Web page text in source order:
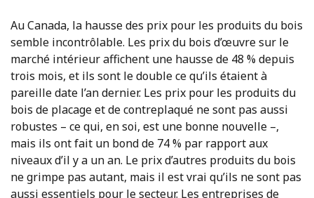
Au Canada, la hausse des prix pour les produits du bois
semble incontrôlable. Les prix du bois d’œuvre sur le
marché intérieur affichent une hausse de 48 % depuis
trois mois, et ils sont le double ce qu’ils étaient à
pareille date l’an dernier. Les prix pour les produits du
bois de placage et de contreplaqué ne sont pas aussi
robustes – ce qui, en soi, est une bonne nouvelle –,
mais ils ont fait un bond de 74 % par rapport aux
niveaux d’il y a un an. Le prix d’autres produits du bois
ne grimpe pas autant, mais il est vrai qu’ils ne sont pas
aussi essentiels pour le secteur. Les entreprises de